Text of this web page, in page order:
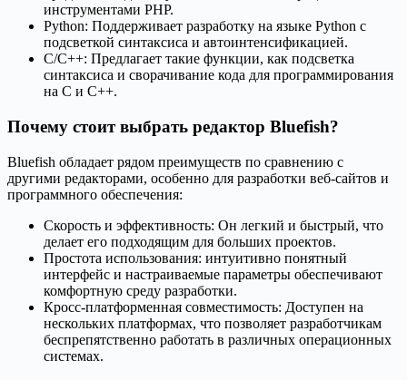
инструментами PHP.
Python: Поддерживает разработку на языке Python с
подсветкой синтаксиса и автоинтенсификацией.
C/C++: Предлагает такие функции, как подсветка
синтаксиса и сворачивание кода для программирования
на C и C++.
Почему стоит выбрать редактор Bluefish?
Bluefish обладает рядом преимуществ по сравнению с
другими редакторами, особенно для разработки веб-сайтов и
программного обеспечения:
Скорость и эффективность: Он легкий и быстрый, что
делает его подходящим для больших проектов.
Простота использования: интуитивно понятный
интерфейс и настраиваемые параметры обеспечивают
комфортную среду разработки.
Кросс-платформенная совместимость: Доступен на
нескольких платформах, что позволяет разработчикам
беспрепятственно работать в различных операционных
системах.